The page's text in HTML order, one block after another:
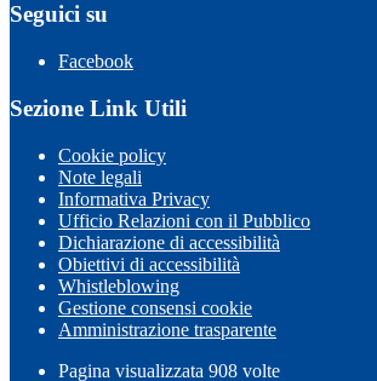
Seguici su
Facebook
Sezione Link Utili
Cookie policy
Note legali
Informativa Privacy
Ufficio Relazioni con il Pubblico
Dichiarazione di accessibilità
Obiettivi di accessibilità
Whistleblowing
Gestione consensi cookie
Amministrazione trasparente
Pagina visualizzata 908 volte